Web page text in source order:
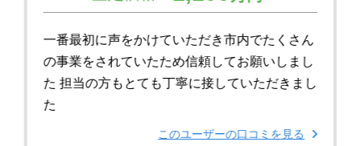
一番最初に声をかけていただき市内でたくさん
の事業をされていたため信頼してお願いしまし
た 担当の方もとても丁寧に接していただきまし
た
このユーザーの口コミを見る